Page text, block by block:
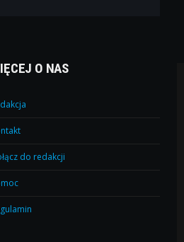
O NAS
do redakcji